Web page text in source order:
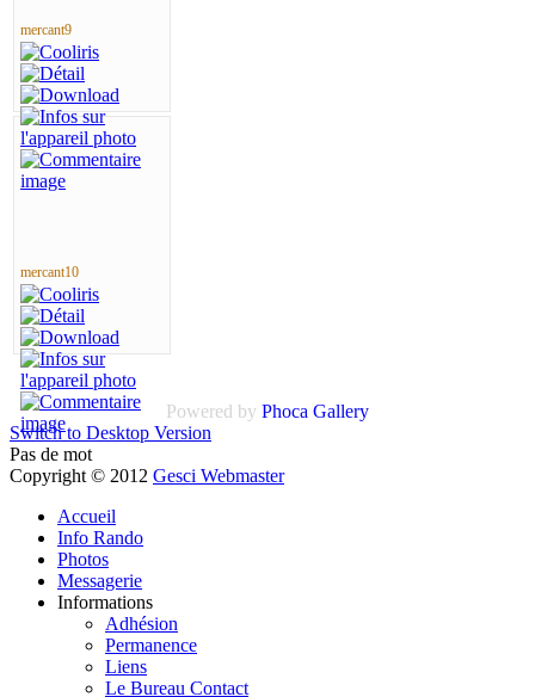
mercant9
mercant10
Powered by Phoca Gallery
Switch to Desktop Version
Pas de mot
Copyright © 2012 Gesci Webmaster
Accueil
Info Rando
Photos
Messagerie
Informations
Adhésion
Permanence
Liens
Le Bureau Contact